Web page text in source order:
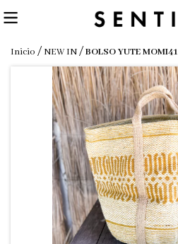
Inicio / NEW IN/BOLSO YUTE MOMI41